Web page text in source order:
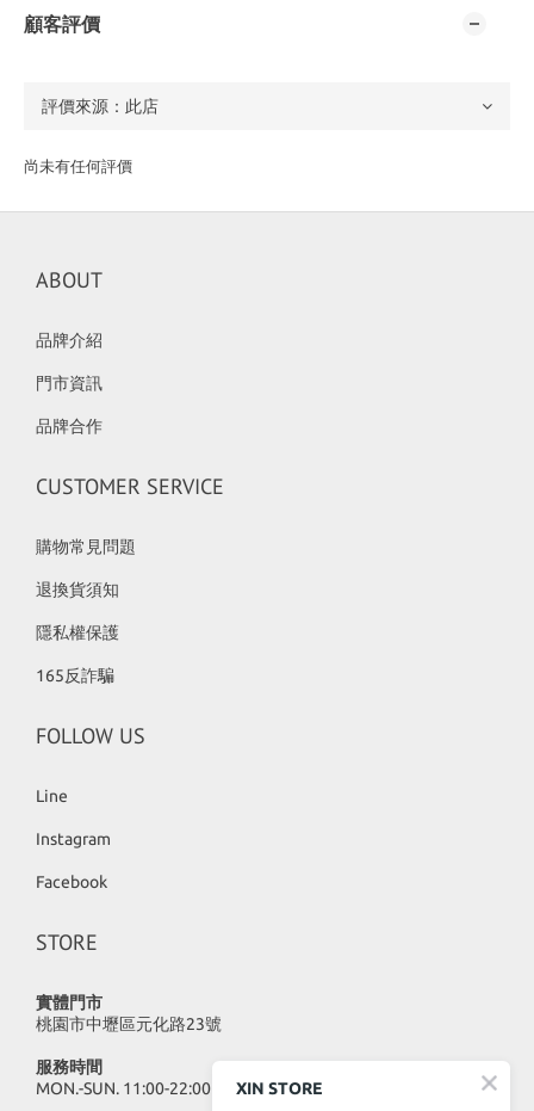
顧客評價
尚未有任何評價
ABOUT
品牌介紹
門市資訊
品牌合作
CUSTOMER SERVICE
購物常見問題
退換貨須知
隱私權保護
165反詐騙
FOLLOW US
Line
Instagram
Facebook
STORE
實體門市
桃園市中壢區元化路23號
服務時間
MON.-SUN. 11:00-22:00
XIN STORE